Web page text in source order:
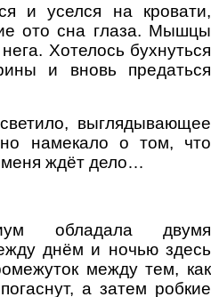
и уселся на кровати,
ото сна глаза. Мышцы
Хотелось бухнуться
и вновь предаться
выглядывающее
намекало о том, что
меня ждёт дело…
обладала двумя
днём и ночью здесь
между тем, как
а затем робкие